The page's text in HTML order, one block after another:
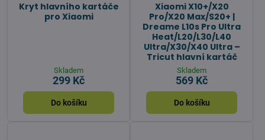
Kryt hlavního kartáče
pro Xiaomi
Skladem
299 Kč
Do košíku
Xiaomi X10+/X20
Pro/X20 Max/S20+ |
Dreame L10s Pro Ultra
Heat/L20/L30/L40
Ultra/X30/X40 Ultra –
Tricut hlavní kartáč
Skladem
569 Kč
Do košíku